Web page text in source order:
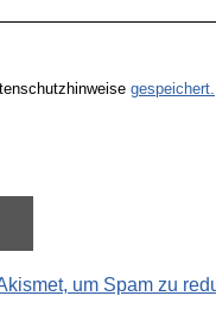
gespeichert.
um Spam zu